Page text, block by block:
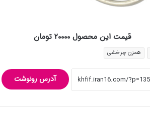
قیمت این محصول ۲۰۰۰۰ تومان
همزن چرخشی
آدرس رونوشت